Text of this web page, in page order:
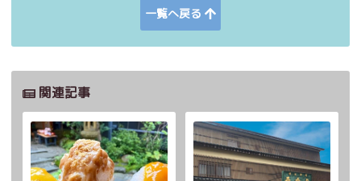
一覧へ戻る
関連記事